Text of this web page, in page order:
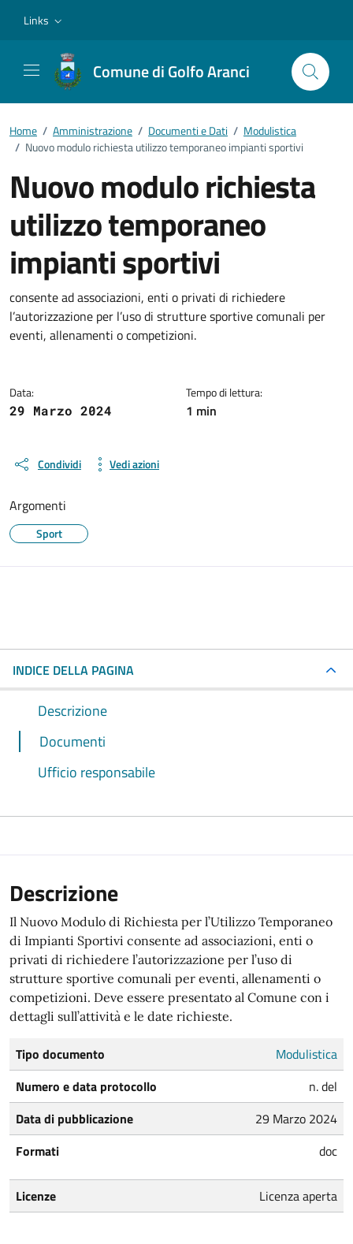
Links
Comune di Golfo Aranci
Home / Amministrazione / Documenti e Dati / Modulistica
/ Nuovo modulo richiesta utilizzo temporaneo impianti sportivi
Nuovo modulo richiesta
utilizzo temporaneo
impianti sportivi
Dettagli del documento
consente ad associazioni, enti o privati di richiedere
l’autorizzazione per l’uso di strutture sportive comunali per
eventi, allenamenti o competizioni.
Data:
29 Marzo 2024
Tempo di lettura:
1 min
Condividi Vedi azioni
Argomenti
Sport
INDICE DELLA PAGINA
Descrizione
Documenti
Ufficio responsabile
Descrizione
Il Nuovo Modulo di Richiesta per l’Utilizzo Temporaneo
di Impianti Sportivi consente ad associazioni, enti o
privati di richiedere l’autorizzazione per l’uso di
strutture sportive comunali per eventi, allenamenti o
competizioni. Deve essere presentato al Comune con i
dettagli sull’attività e le date richieste.
Tipo documento
Modulistica
Numero e data protocollo
n. del
Data di pubblicazione
29 Marzo 2024
Formati
doc
Licenze Licenza aperta